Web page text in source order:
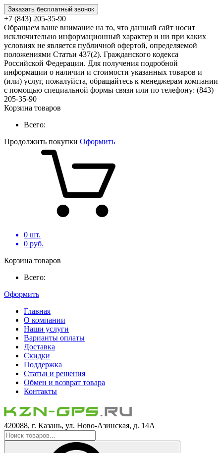
Заказать бесплатный звонок
+7 (843) 205-35-90
Обращаем ваше внимание на то, что данный сайт носит
исключительно информационный характер и ни при каких
условиях не является публичной офертой, определяемой
положениями Статьи 437(2). Гражданского кодекса
Российской Федерации. Для получения подробной
информации о наличии и стоимости указанных товаров и
(или) услуг, пожалуйста, обращайтесь к менеджерам компании
с помощью специальной формы связи или по телефону: (843)
205-35-90
Корзина товаров
Всего:
Продолжить покупки Оформить
0 шт.
0 руб.
Корзина товаров
Всего:
Оформить
Главная
О компании
Наши услуги
Варианты оплаты
Доставка
Скидки
Поддержка
Статьи и решения
Обмен и возврат товара
Контакты
420088, г. Казань, ул. Ново-Азинская, д. 14А